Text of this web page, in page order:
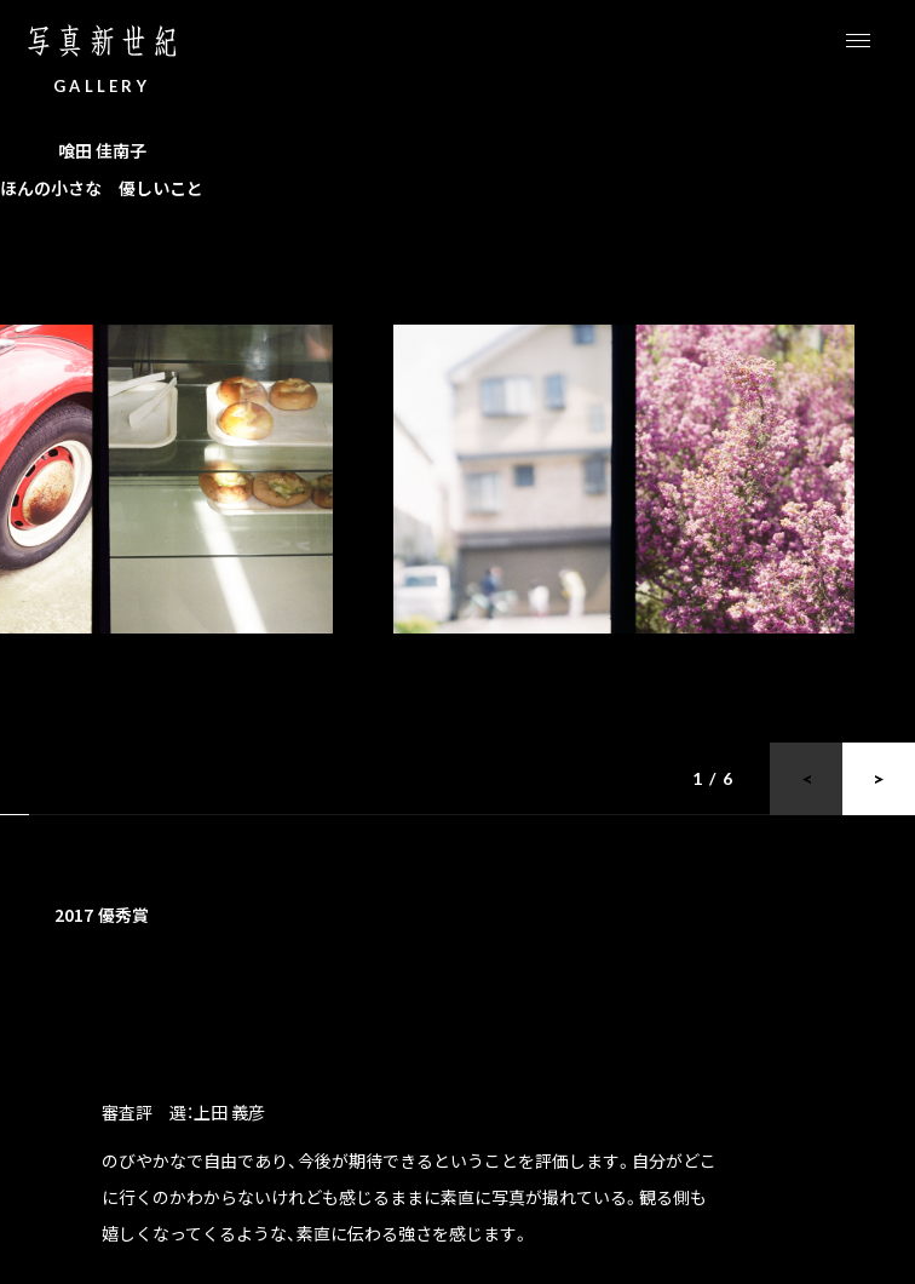
ホーム EN
GA L L E RY
喰田 佳南子
ほんの小さな 優しいこと
1 / 6
2017 優秀賞
審査評 選：上田 義彦
のびやかなで自由であり、今後が期待できるということを評価します。自分がどこ
に行くのかわからないけれども感じるままに素直に写真が撮れている。観る側も
嬉しくなってくるような、素直に伝わる強さを感じます。